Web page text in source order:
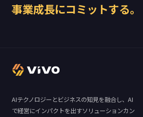
事業成長にコミットする。
AIテクノロジーとビジネスの知見を融合し、AI
で経営にインパクトを出すソリューションカン